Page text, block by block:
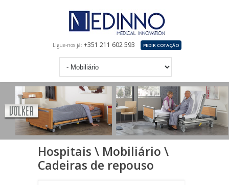
Ligue-nos já: +351 211 602 593 PEDIR COTAÇÃO
Hospitais \ Mobiliário \
Cadeiras de repouso